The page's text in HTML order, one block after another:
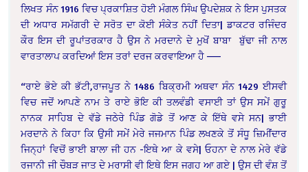
ਲਿਖਤ ਸੰਨ 1916 ਵਿਚ ਪ੍ਰਕਾਸ਼ਿਤ ਹੋਈ ਮੰਗਲ ਸਿੰਘ ਉਪਦੇਸ਼ਕ ਨੇ ਇਸ ਪੁਸਤਕ
ਦੀ ਅਧਾਰ ਸਮੱਗਰੀ ਦੇ ਸਰੋਤ ਦਾ ਕੋਈ ਸੰਕੇਤ ਨਹੀਂ ਦਿਤਾ| ਡਾਕਟਰ ਰਜਿੰਦਰ
ਕੌਰ ਇਸ ਦੀ ਰੂਪਾਂਤਰਕਾਰ ਹੈ ਉਸ ਨੇ ਮਰਦਾਨੇ ਦੇ ਮੁਖੋਂ ਬਾਬਾ ਬੁੱਢਾ ਜੀ ਨਾਲ
ਵਾਰਤਾਲਾਪ ਕਰਦਿਆਂ ਇਸ ਤਰਾਂ ਦਰਜ ਕਰਵਾਇਆ ਹੈ ——
“ਰਾਏ ਭੋਏ ਕੀ ਭੱਟੀ,ਰਾਜਪੂਤ ਨੇ 1486 ਬਿਕ੍ਰਮੀ ਅਥਵਾ ਸੰਨ 1429 ਈਸਵੀ
ਵਿਚ ਜਦੋਂ ਆਪਣੇ ਨਾਮ ਤੇ ਰਾਏ ਭੋਇ ਕੀ ਤਲਵੰਡੀ ਵਸਾਈ ਤਾਂ ਉਸ ਸਮੇਂ ਗੁਰੂ
ਨਾਨਕ ਸਾਹਿਬ ਦੇ ਵੱਡੇ ਜਠੇਰੇ ਪਿੰਡ ਗੋਡੇ ਤੋਂ ਆਣ ਕੇ ਇੱਥੇ ਵਸੇ ਸਨ| ਭਾਈ
ਮਰਦਾਨੇ ਨੇ ਕਿਹਾ ਕਿ ਉਸੀ ਸਮੇਂ ਮੇਰੇ ਜਜਮਾਨ ਪਿੰਡ ਲਖਣਕੇ ਤੋਂ ਸੰਧੂ ਜ਼ਿਮੀਂਦਾਰ
ਜਿਨ੍ਹਾਂ ਵਿਚੋਂ ਭਾਈ ਬਾਲਾ ਜੀ ਹਨ -ਇਥੇ ਆ ਕੇ ਵਸੇ| ਓਹਨਾ ਦੇ ਨਾਲ ਮੇਰੇ ਵੱਡੇ
ਰਜਾਨੀ ਜੀ ਚੌਬੜ ਜਾਤ ਦੇ ਮਰਾਸੀ ਵੀ ਇਥੇ ਇਸ ਜਗਹ ਆ ਗਏ | ਉਸ ਦੀ ਵੰਸ਼ ਤੋਂ